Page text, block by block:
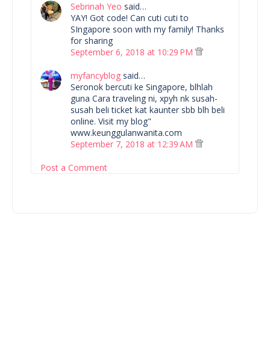
Sebrinah Yeo said…
YAY! Got code! Can cuti cuti to
SIngapore soon with my family! Thanks
for sharing
September 6, 2018 at 10:29 PM
myfancyblog said…
Seronok bercuti ke Singapore, blhlah
guna Cara traveling ni, xpyh nk susah-
susah beli ticket kat kaunter sbb blh beli
online. Visit my blog"
www.keunggulanwanita.com
September 7, 2018 at 12:39 AM
Post a Comment